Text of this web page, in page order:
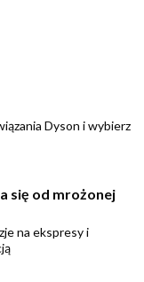
Dyson i wybierz
się od mrożonej
na ekspresy i